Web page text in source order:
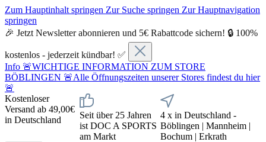
Zum Hauptinhalt springen Zur Suche springen Zur Hauptnavigation
springen
🎉 Jetzt Newsletter abonnieren und 5€ Rabattcode sichern! 🔒 100%
kostenlos - jederzeit kündbar! ✅
Info 🚨WICHTIGE INFORMATION ZUM STORE
BÖBLINGEN 🚨Alle Öffnungszeiten unserer Stores findest du hier
🚨
Kostenloser
Versand ab 49,00€
in Deutschland
Seit über 25 Jahren
ist DOC A SPORTS
am Markt
4 x in Deutschland -
Böblingen | Mannheim |
Bochum | Erkrath